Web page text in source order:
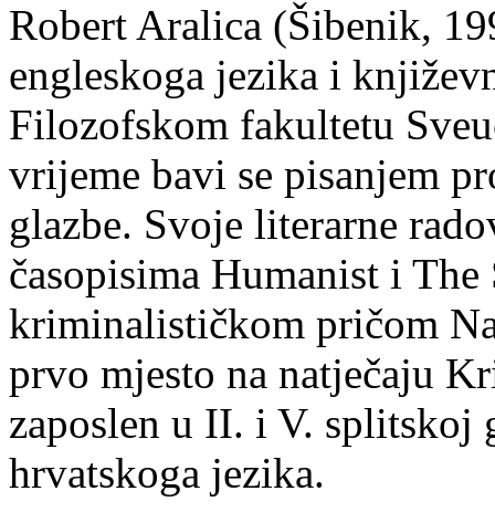
Robert Aralica (Šibenik,
engleskoga jezika i
Filozofskom fakultetu
vrijeme bavi se pisanjem
glazbe. Svoje literarne
časopisima Humanist i
kriminalističkom pričom
prvo mjesto na natječaju
zaposlen u II. i V. splitskoj
hrvatskoga jezika.